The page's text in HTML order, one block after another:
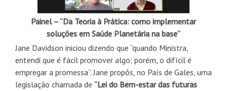
Painel – “Da Teoria à Prática: como implementar
soluções em Saúde Planetária na base”
Jane Davidson iniciou dizendo que “quando Ministra,
entendi que é fácil promover algo; porém, o difícil é
empregar a promessa”. Jane propôs, no País de Gales, uma
legislação chamada de “Lei do Bem-estar das futuras